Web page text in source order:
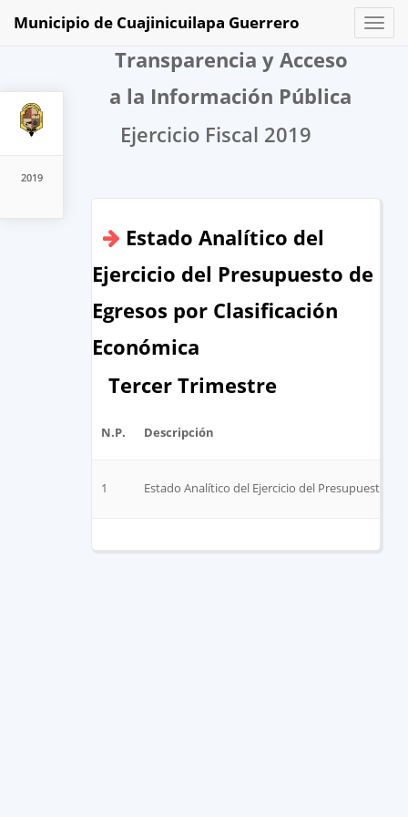
2019
Toggle
Municipio de Cuajinicuilapa Guerrero
Transparencia y Acceso
a la Información Pública
Ejercicio Fiscal 2019
Estado Analítico del
Ejercicio del Presupuesto de
Egresos por Clasificación
Económica
Tercer Trimestre
N.P. Descripción
1 Estado Analítico del Ejercicio del Presupuesto